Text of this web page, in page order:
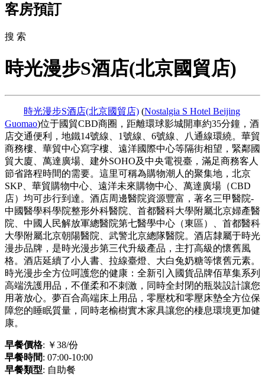
客房預訂
搜 索
時光漫步S酒店(北京國貿店)
時光漫步S酒店(北京國貿店) (Nostalgia S Hotel Beijing
Guomao)位于國貿CBD商圈，距離環球影城開車約35分鐘，酒
店交通便利，地鐵14號線、1號線、6號線、八通線環繞。華貿
商務樓、華貿中心寫字樓、遠洋國際中心等隔街相望，緊鄰國
貿大廈、萬達廣場、建外SOHO及中央電視臺，滿足商務客人
節省路程時間的需要。這里可稱為購物潮人的聚集地，北京
SKP、華貿購物中心、遠洋未來購物中心、萬達廣場（CBD
店）均可步行到達。酒店周邊醫院資源豐富，著名三甲醫院-
中國醫學科學院整形外科醫院、首都醫科大學附屬北京婦產醫
院、中國人民解放軍總醫院第七醫學中心（東區）、首都醫科
大學附屬北京朝陽醫院、武警北京總隊醫院。酒店隸屬于時光
漫步品牌，是時光漫步第三代升級產品，主打高級的懷舊風
格。酒店延續了小人書、拉線臺燈、大白兔奶糖等懷舊元素。
時光漫步全方位呵護您的健康：全新引入國貨品牌佰草集系列
高端洗護用品，不僅柔和不刺激，同時全封閉的瓶裝設計讓您
用著放心。夢百合高端床上用品，零壓枕和零壓床墊全方位保
障您的睡眠質量，同時老榆樹實木家具讓您的棲息環境更加健
康。
早餐價格: ￥38/份
早餐時間: 07:00-10:00
早餐類型: 自助餐